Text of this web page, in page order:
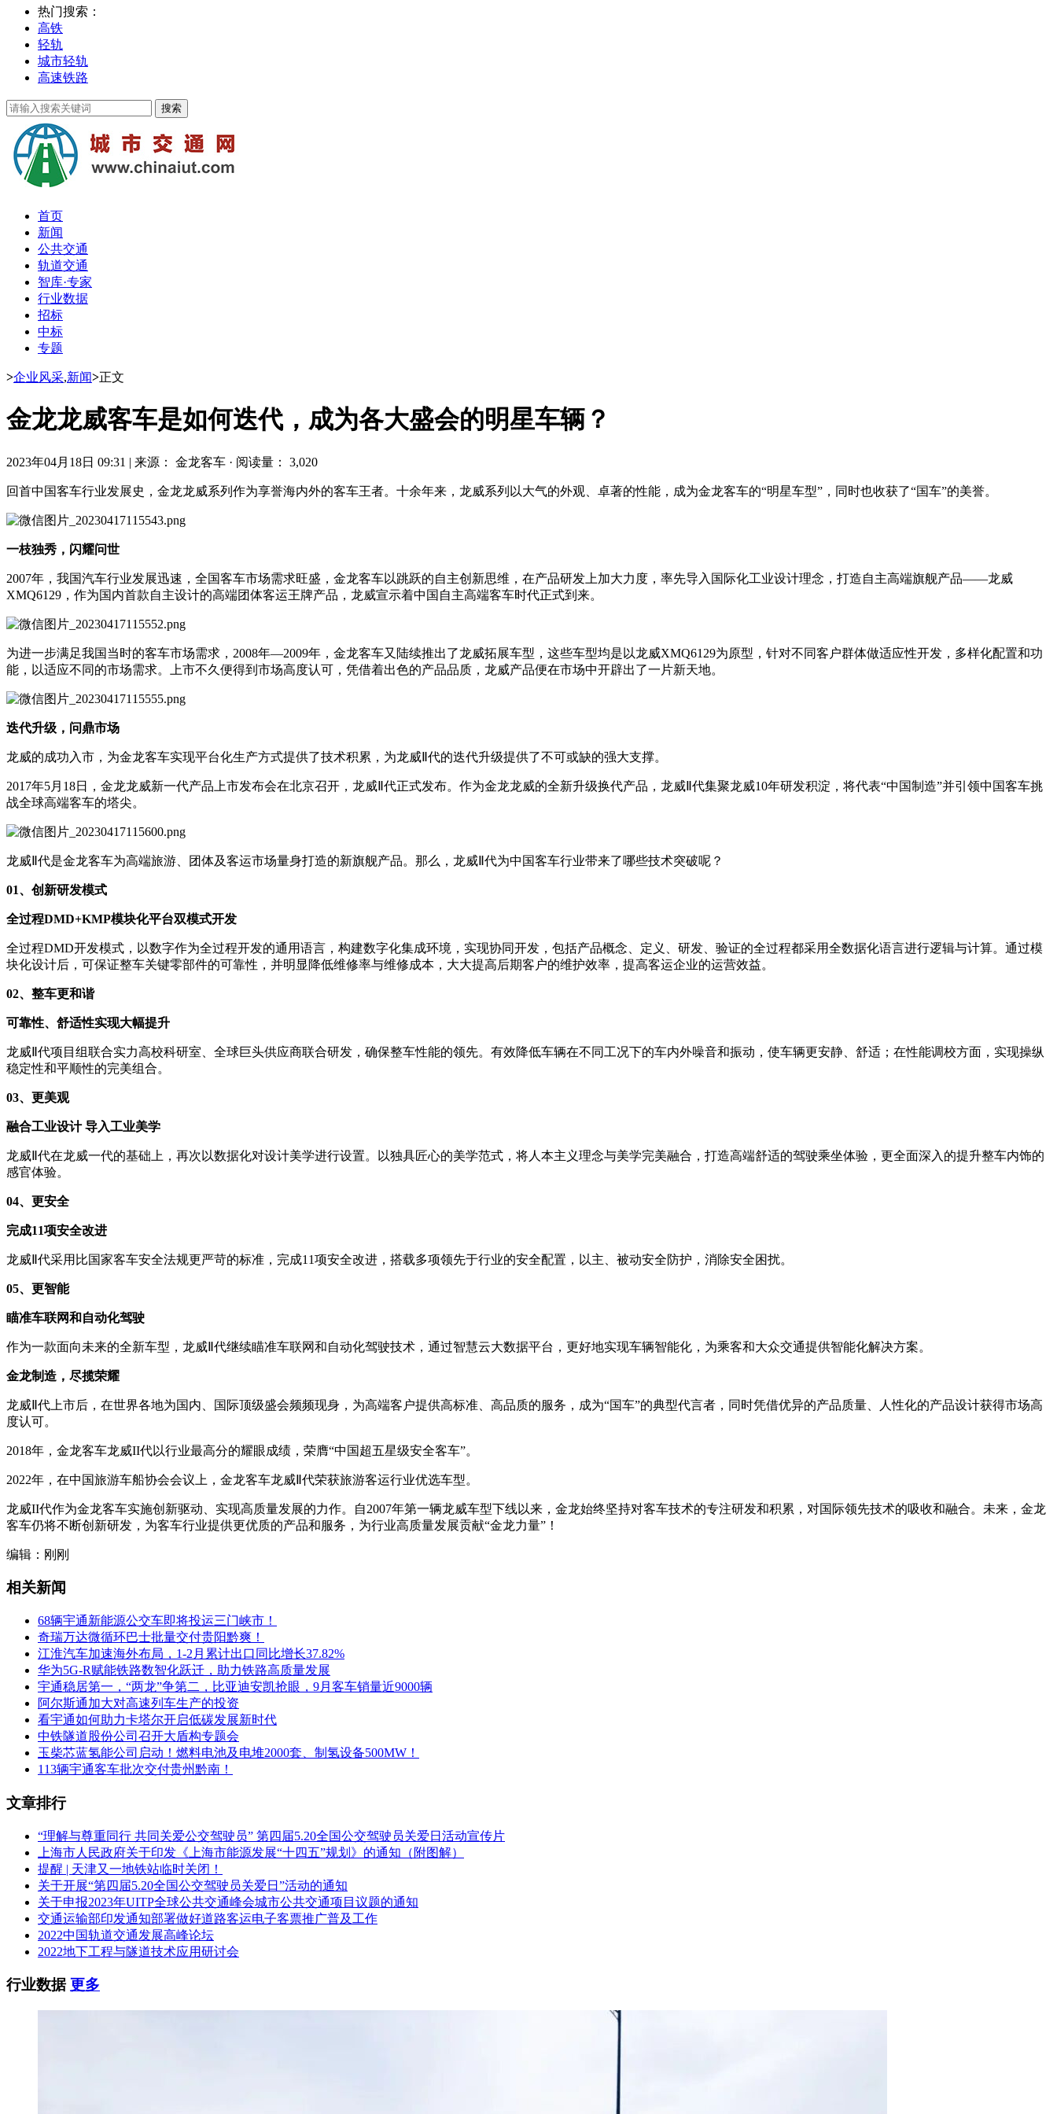
热门搜索：
高铁
轻轨
城市轻轨
高速铁路
首页
新闻
公共交通
轨道交通
智库·专家
行业数据
招标
中标
专题
>企业风采,新闻>正文
金龙龙威客车是如何迭代，成为各大盛会的明星车辆？
2023年04月18日 09:31 | 来源： 金龙客车 · 阅读量： 3,020
回首中国客车行业发展史，金龙龙威系列作为享誉海内外的客车王者。十余年来，龙威系列以大气的外观、卓著的性能，成为金龙客车的“明星车型”，同时也收获了“国车”的美誉。
一枝独秀，闪耀问世
2007年，我国汽车行业发展迅速，全国客车市场需求旺盛，金龙客车以跳跃的自主创新思维，在产品研发上加大力度，率先导入国际化工业设计理念，打造自主高端旗舰产品——龙威
XMQ6129，作为国内首款自主设计的高端团体客运王牌产品，龙威宣示着中国自主高端客车时代正式到来。
为进一步满足我国当时的客车市场需求，2008年—2009年，金龙客车又陆续推出了龙威拓展车型，这些车型均是以龙威XMQ6129为原型，针对不同客户群体做适应性开发，多样化配置和功
能，以适应不同的市场需求。上市不久便得到市场高度认可，凭借着出色的产品品质，龙威产品便在市场中开辟出了一片新天地。
迭代升级，问鼎市场
龙威的成功入市，为金龙客车实现平台化生产方式提供了技术积累，为龙威Ⅱ代的迭代升级提供了不可或缺的强大支撑。
2017年5月18日，金龙龙威新一代产品上市发布会在北京召开，龙威Ⅱ代正式发布。作为金龙龙威的全新升级换代产品，龙威Ⅱ代集聚龙威10年研发积淀，将代表“中国制造”并引领中国客车挑
战全球高端客车的塔尖。
龙威Ⅱ代是金龙客车为高端旅游、团体及客运市场量身打造的新旗舰产品。那么，龙威Ⅱ代为中国客车行业带来了哪些技术突破呢？
01、 创新研发模式
全过程DMD+KMP模块化平台双模式开发
全过程DMD开发模式，以数字作为全过程开发的通用语言，构建数字化集成环境，实现协同开发，包括产品概念、定义、研发、验证的全过程都采用全数据化语言进行逻辑与计算。通过模
块化设计后，可保证整车关键零部件的可靠性，并明显降低维修率与维修成本，大大提高后期客户的维护效率，提高客运企业的运营效益。
02、 整车更和谐
可靠性、舒适性实现大幅提升
龙威Ⅱ代项目组联合实力高校科研室、全球巨头供应商联合研发，确保整车性能的领先。有效降低车辆在不同工况下的车内外噪音和振动，使车辆更安静、舒适；在性能调校方面，实现操纵
稳定性和平顺性的完美组合。
03、 更美观
融合工业设计导入工业美学
龙威Ⅱ代在龙威一代的基础上，再次以数据化对设计美学进行设置。以独具匠心的美学范式，将人本主义理念与美学完美融合，打造高端舒适的驾驶乘坐体验，更全面深入的提升整车内饰的
感官体验。
04、 更安全
完成11项安全改进
龙威Ⅱ代采用比国家客车安全法规更严苛的标准，完成11项安全改进，搭载多项领先于行业的安全配置，以主、被动安全防护，消除安全困扰。
05、 更智能
瞄准车联网和自动化驾驶
作为一款面向未来的全新车型，龙威Ⅱ代继续瞄准车联网和自动化驾驶技术，通过智慧云大数据平台，更好地实现车辆智能化，为乘客和大众交通提供智能化解决方案。
金龙制造，尽揽荣耀
龙威Ⅱ代上市后，在世界各地为国内、国际顶级盛会频频现身，为高端客户提供高标准、高品质的服务，成为“国车”的典型代言者，同时凭借优异的产品质量、人性化的产品设计获得市场高
度认可。
2018年，金龙客车龙威II代以行业最高分的耀眼成绩，荣膺“中国超五星级安全客车”。
2022年，在中国旅游车船协会会议上，金龙客车龙威Ⅱ代荣获旅游客运行业优选车型。
龙威II代作为金龙客车实施创新驱动、实现高质量发展的力作。自2007年第一辆龙威车型下线以来，金龙始终坚持对客车技术的专注研发和积累，对国际领先技术的吸收和融合。未来，金龙
客车仍将不断创新研发，为客车行业提供更优质的产品和服务，为行业高质量发展贡献“金龙力量”！
编辑：刚刚
相关新闻
68辆宇通新能源公交车即将投运三门峡市！
奇瑞万达微循环巴士批量交付贵阳黔爽！
江淮汽车加速海外布局，1-2月累计出口同比增长37.82%
华为5G-R赋能铁路数智化跃迁，助力铁路高质量发展
宇通稳居第一，“两龙”争第二，比亚迪安凯抢眼，9月客车销量近9000辆
阿尔斯通加大对高速列车生产的投资
看宇通如何助力卡塔尔开启低碳发展新时代
中铁隧道股份公司召开大盾构专题会
玉柴芯蓝氢能公司启动！燃料电池及电堆2000套、制氢设备500MW！
113辆宇通客车批次交付贵州黔南！
文章排行
“理解与尊重同行 共同关爱公交驾驶员” 第四届5.20全国公交驾驶员关爱日活动宣传片
上海市人民政府关于印发《上海市能源发展“十四五”规划》的通知（附图解）
提醒 | 天津又一地铁站临时关闭！
关于开展“第四届5.20全国公交驾驶员关爱日”活动的通知
关于申报2023年UITP全球公共交通峰会城市公共交通项目议题的通知
交通运输部印发通知部署做好道路客运电子客票推广普及工作
2022中国轨道交通发展高峰论坛
2022地下工程与隧道技术应用研讨会
行业数据更多